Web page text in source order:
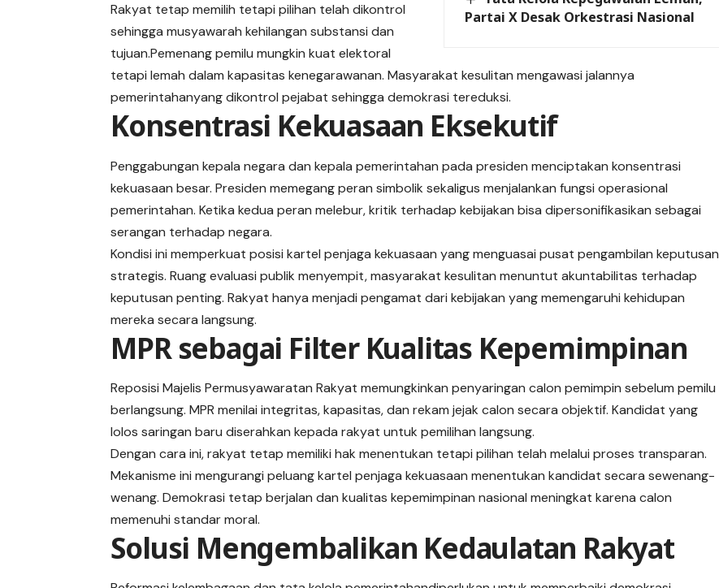
Partai X Desak Orkestrasi Nasional
Rakyat tetap memilih tetapi pilihan telah dikontrol
sehingga musyawarah kehilangan substansi dan
tujuan.Pemenang pemilu mungkin kuat elektoral
tetapi lemah dalam kapasitas kenegarawanan. Masyarakat kesulitan mengawasi jalannya
pemerintahanyang dikontrol pejabat sehingga demokrasi tereduksi.
Konsentrasi Kekuasaan Eksekutif
Penggabungan kepala negara dan kepala pemerintahan pada presiden menciptakan konsentrasi
kekuasaan besar. Presiden memegang peran simbolik sekaligus menjalankan fungsi operasional
pemerintahan. Ketika kedua peran melebur, kritik terhadap kebijakan bisa dipersonifikasikan sebagai
serangan terhadap negara.
Kondisi ini memperkuat posisi kartel penjaga kekuasaan yang menguasai pusat pengambilan keputusan
strategis. Ruang evaluasi publik menyempit, masyarakat kesulitan menuntut akuntabilitas terhadap
keputusan penting. Rakyat hanya menjadi pengamat dari kebijakan yang memengaruhi kehidupan
mereka secara langsung.
MPR sebagai Filter Kualitas Kepemimpinan
Reposisi Majelis Permusyawaratan Rakyat memungkinkan penyaringan calon pemimpin sebelum pemilu
berlangsung. MPR menilai integritas, kapasitas, dan rekam jejak calon secara objektif. Kandidat yang
lolos saringan baru diserahkan kepada rakyat untuk pemilihan langsung.
Dengan cara ini, rakyat tetap memiliki hak menentukan tetapi pilihan telah melalui proses transparan.
Mekanisme ini mengurangi peluang kartel penjaga kekuasaan menentukan kandidat secara sewenang-
wenang. Demokrasi tetap berjalan dan kualitas kepemimpinan nasional meningkat karena calon
memenuhi standar moral.
Solusi Mengembalikan Kedaulatan Rakyat